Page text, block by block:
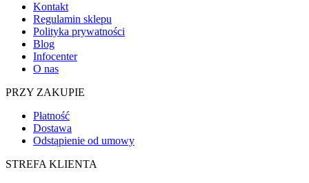
Kontakt
Regulamin sklepu
Polityka prywatności
Blog
Infocenter
O nas
PRZY ZAKUPIE
Płatność
Dostawa
Odstąpienie od umowy
STREFA KLIENTA